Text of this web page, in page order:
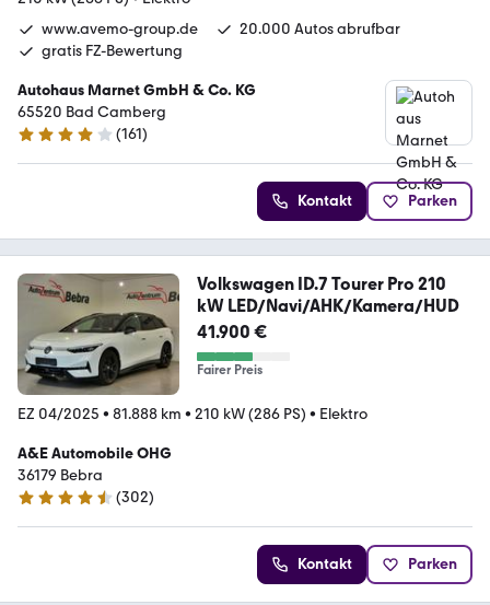
www.avemo-group.de
20.000 Autos abrufbar
gratis FZ-Bewertung
Autohaus Marnet GmbH & Co. KG
65520 Bad Camberg
3.9 Sterne
(161)
Kontakt Parken
Volkswagen ID.7 Tourer Pro 210
kW LED/Navi/AHK/Kamera/HUD
41.900 €
Fairer Preis
EZ 04/2025 • 81.888 km • 210 kW (286 PS) • Elektro
A&E Automobile OHG
36179 Bebra
4.4 Sterne
(302)
Kontakt Parken